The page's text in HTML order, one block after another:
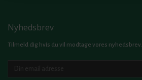
Nyhedsbrev
Tilmeld dig hvis du vil modtage vores nyhedsbrev.